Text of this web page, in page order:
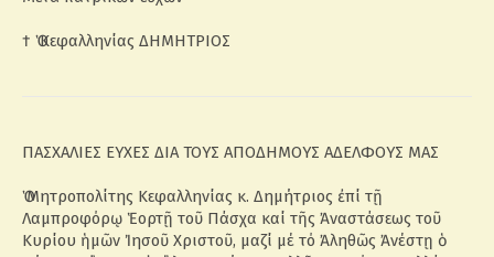
† Ὁ Κεφαλληνίας ΔΗΜΗΤΡΙΟΣ
ΠΑΣΧΑΛΙΕΣ ΕΥΧΕΣ ΔΙΑ ΤΟΥΣ ΑΠΟΔΗΜΟΥΣ ΑΔΕΛΦΟΥΣ ΜΑΣ
Ὁ Μητροπολίτης Κεφαλληνίας κ. Δημήτριος ἐπί τῇ
Λαμπροφόρῳ Ἑορτῇ τοῦ Πάσχα καί τῆς Ἀναστάσεως τοῦ
Κυρίου ἡμῶν Ἰησοῦ Χριστοῦ, μαζί μέ τό Ἀληθῶς Ἀνέστῃ ὁ